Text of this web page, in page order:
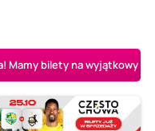
Mamy bilety na wyjątkowy